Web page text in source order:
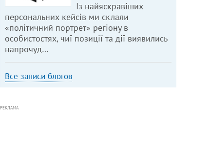
Із найяскравіших
персональних кейсів ми склали
«політичний портрет» регіону в
особистостях, чиї позиції та дії виявились
напрочуд…
Все записи блогов
РЕКЛАМА